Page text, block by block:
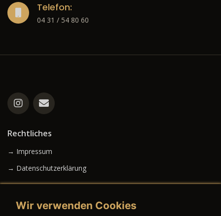
Telefon:
04 31 / 54 80 60
Rechtliches
→ Impressum
→ Datenschutzerklärung
Wir verwenden Cookies